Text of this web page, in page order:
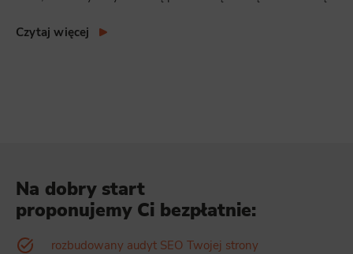
Czytaj więcej
Na dobry start
proponujemy Ci bezpłatnie:
rozbudowany audyt SEO Twojej strony